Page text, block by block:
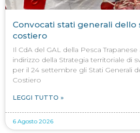
Convocati stati generali dello
costiero
Il CdA del GAL della Pesca
indirizzo della Strategia territoriale di
per il 24 settembre gli Stati Generali
Costiero
LEGGI TUTTO »
6 Agosto 2026